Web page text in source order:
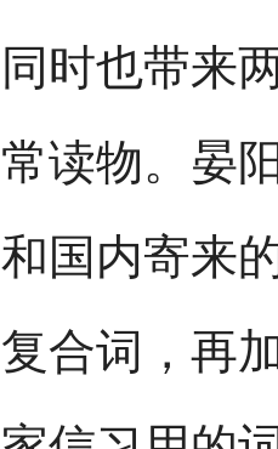
同时也带来
常读物。晏
和国内寄来
复合词，再